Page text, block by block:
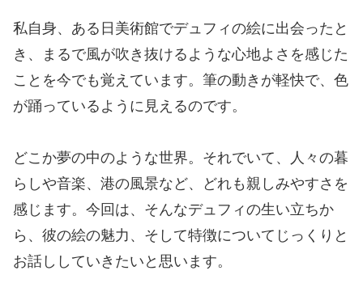
私自身、ある日美術館でデュフィの絵に出会ったと
き、まるで風が吹き抜けるような心地よさを感じた
ことを今でも覚えています。筆の動きが軽快で、色
が踊っているように見えるのです。
どこか夢の中のような世界。それでいて、人々の暮
らしや音楽、港の風景など、どれも親しみやすさを
感じます。今回は、そんなデュフィの生い立ちか
ら、彼の絵の魅力、そして特徴についてじっくりと
お話ししていきたいと思います。